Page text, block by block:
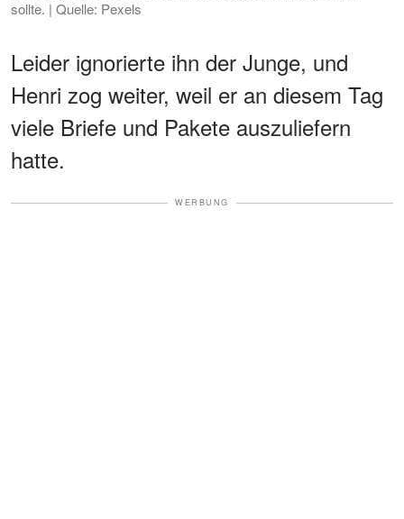
sollte. | Quelle: Pexels
Leider ignorierte ihn der Junge, und
Henri zog weiter, weil er an diesem Tag
viele Briefe und Pakete auszuliefern
hatte.
WERBUNG